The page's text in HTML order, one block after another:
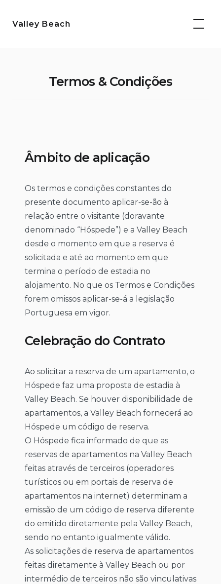
paraValley Beach
Termos & Condições
Âmbito de aplicação
Os termos e condições constantes do
presente documento aplicar-se-ão à
relação entre o visitante (doravante
denominado “Hóspede”) e a Valley Beach
desde o momento em que a reserva é
solicitada e até ao momento em que
termina o período de estadia no
alojamento. No que os Termos e Condições
forem omissos aplicar-se-á a legislação
Portuguesa em vigor.
Celebração do Contrato
Ao solicitar a reserva de um apartamento, o
Hóspede faz uma proposta de estadia à
Valley Beach. Se houver disponibilidade de
apartamentos, a Valley Beach fornecerá ao
Hóspede um código de reserva.
O Hóspede fica informado de que as
reservas de apartamentos na Valley Beach
feitas através de terceiros (operadores
turísticos ou em portais de reserva de
apartamentos na internet) determinam a
emissão de um código de reserva diferente
do emitido diretamente pela Valley Beach,
sendo no entanto igualmente válido.
As solicitações de reserva de apartamentos
feitas diretamente à Valley Beach ou por
intermédio de terceiros não são vinculativas